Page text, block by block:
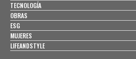
TECNOLOGÍA
OBRAS
ESG
MUJERES
LIFEANDSTYLE